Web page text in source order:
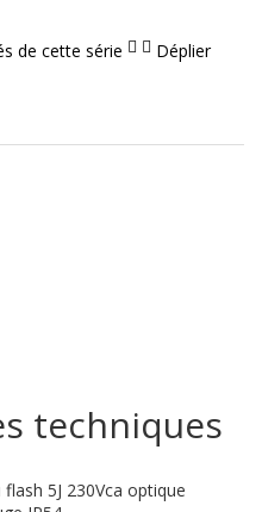
de cette série
Déplier
techniques
flash 5J 230Vca optique